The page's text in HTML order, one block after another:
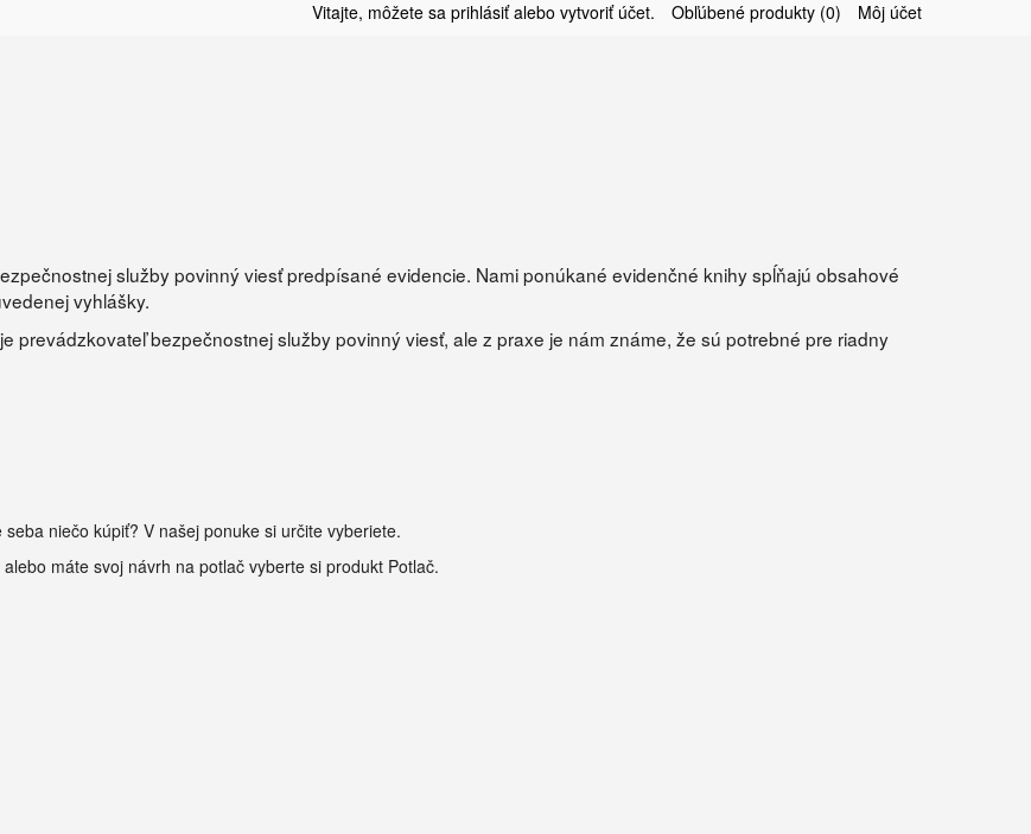
Vitajte, môžete sa prihlásiťalebo vytvoriť účet. Obľúbené produkty (0)
Môj účet
služby povinný viesť predpísané evidencie. Nami ponúkané evidenčné knihy spĺňajú obsahové
vyhlášky.
prevádzkovateľ bezpečnostnej služby povinný viesť, ale z praxe je nám známe, že sú potrebné pre riadny
niečo kúpiť? V našej ponuke si určite vyberiete.
máte svoj návrh na potlač vyberte si produkt Potlač.